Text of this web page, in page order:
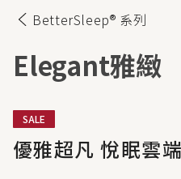
BetterSleep® 系列
Elegant雅緻
SALE
優雅超凡 悅眠雲端